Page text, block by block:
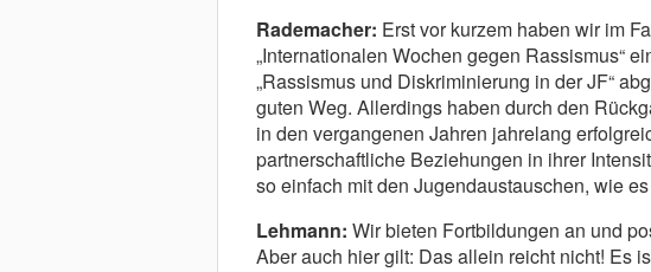
Rademacher: Erst vor kurzem haben wir im
„Internationalen Wochen gegen Rassismus“
„Rassismus und Diskriminierung in der JF“
guten Weg. Allerdings haben durch den
in den vergangenen Jahren jahrelang
partnerschaftliche Beziehungen in ihrer
so einfach mit den Jugendaustauschen, wie
Lehmann: Wir bieten Fortbildungen an und
Aber auch hier gilt: Das allein reicht nicht! Es